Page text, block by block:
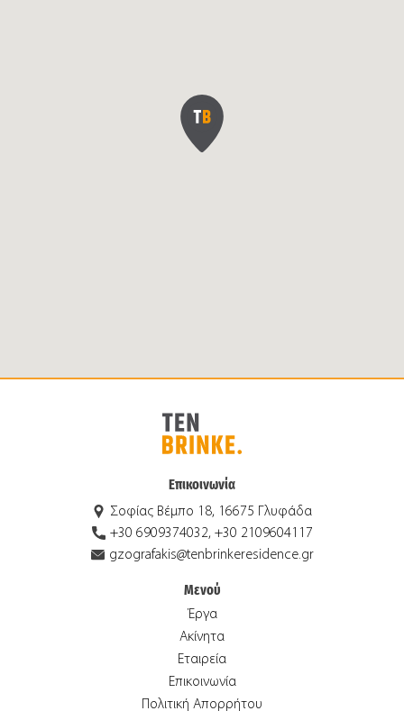
Επικοινωνία
Σοφίας Βέμπο 18, 16675 Γλυφάδα
+30 6909374032, +30 2109604117
gzografakis@tenbrinkeresidence.gr
Μενού
Έργα
Ακίνητα
Εταιρεία
Επικοινωνία
Πολιτική Απορρήτου